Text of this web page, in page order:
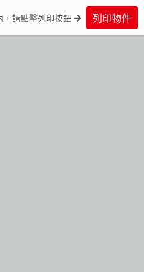
，請點擊列印按鈕 列印物件